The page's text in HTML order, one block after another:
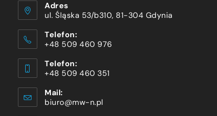
Adres
ul. Śląska 53/b310, 81-304 Gdynia
Telefon:
+48 509 460 976
Telefon:
+48 509 460 351
Mail:
biuro@mw-n.pl